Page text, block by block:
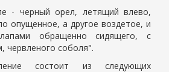
- черный орел, летящий влево,
опущенное, а другое воздетое, и
обращенно сидящего, с
червленого соболя".
состоит из следующих